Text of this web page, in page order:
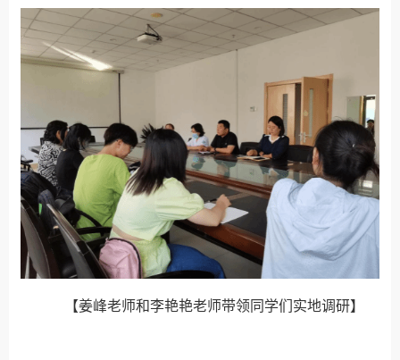
【姜峰老师和李艳艳老师带领同学们实地调研】